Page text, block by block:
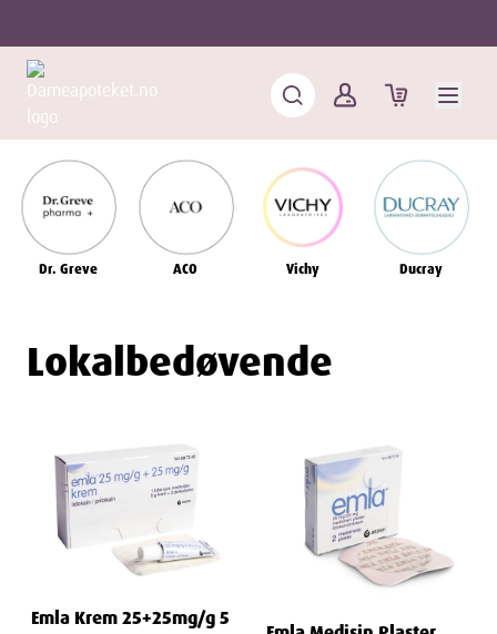
Dr. Greve ACO Vichy Ducray
Lokalbedøvende
Emla Krem 25+25mg/g 5